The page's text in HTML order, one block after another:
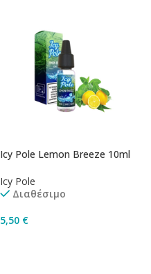
Icy Pole Lemon Breeze 10ml
Icy Pole
Διαθέσιμο
5,50 €